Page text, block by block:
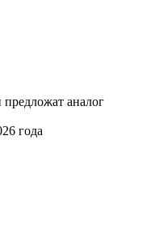
аналог
года